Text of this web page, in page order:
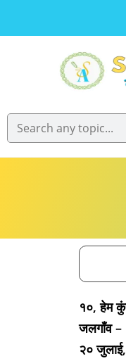
१०, हेम
जलगाँव
२०